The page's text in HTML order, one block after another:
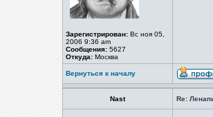
Зарегистрирован: Вс ноя 05,
2006 9:36 am
Сообщения: 5627
Откуда: Москва
Вернуться к началу
Nast Re: